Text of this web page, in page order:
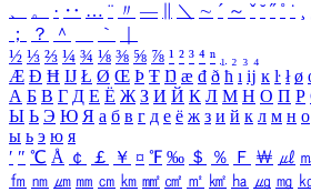
、
。 · ‥ … ¨ 〃 ― ＼ ∼ ´ ～ ˇ ˘ ˝ ˚ ˙ ¸
；
？ ＾ ｀
½ ⅓ ⅔ ¼ ¾ ⅛ ⅜ ⅝ ⅞ ¹ ² ³ ⁴ ⁿ ₁ ₂ ₃ ₄
Æ Ð Ħ Ĳ Ł Ø Œ Þ Ŧ Ŋ æ đ ð ħ ı ĳ ĸ ŀ ł ø
А Б В Г Д Е Ё Ж З И Й К Л М Н О П Р
Ы Ь Э Ю Я а б в г д е ё ж з и й к л м н о
ы ь э ю я
′ ″ ℃ Å ￠ ￡ ￥ ¤ ℉ ‰ ＄ ％ Ｆ ￦ ㎕
㎙ ㎚ ㎛ ㎜ ㎝ ㎞ ㎟ ㎠ ㎡ ㎢ ㏊ ㎍ ㎎